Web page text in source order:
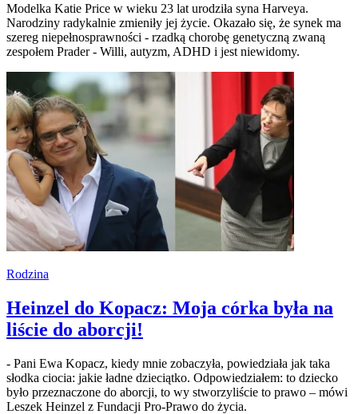
Modelka Katie Price w wieku 23 lat urodziła syna Harveya.
Narodziny radykalnie zmieniły jej życie. Okazało się, że synek ma
szereg niepełnosprawności - rzadką chorobę genetyczną zwaną
zespołem Prader - Willi, autyzm, ADHD i jest niewidomy.
Rodzina
Heinzel do Kopacz: Moja córka była na
liście do aborcji!
- Pani Ewa Kopacz, kiedy mnie zobaczyła, powiedziała jak taka
słodka ciocia: jakie ładne dzieciątko. Odpowiedziałem: to dziecko
było przeznaczone do aborcji, to wy stworzyliście to prawo – mówi
Leszek Heinzel z Fundacji Pro-Prawo do życia.